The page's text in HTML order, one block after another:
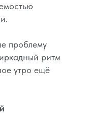
проблему
ритм
утро ещё